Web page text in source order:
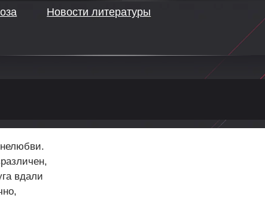
Новости литературы
вдали